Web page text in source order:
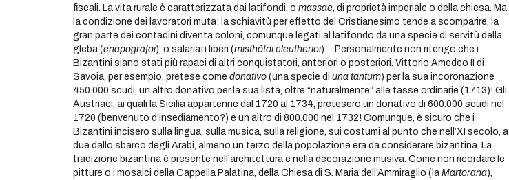
fiscali. La vita rurale è caratterizzata dai latifondi, omassae , di proprietà imperiale o della chiesa. Ma
la condizione dei lavoratori muta: la schiavitù per effetto del Cristianesimo tende a scomparire, la
gran parte dei contadini diventa coloni, comunque legati al latifondo da una specie di servitù della
gleba (enapografoi), o salariati liberi (misthôtoi eleutherioi). Personalmente non ritengo che i
Bizantini siano stati più rapaci di altri conquistatori, anteriori o posteriori. Vittorio Amedeo II di
Savoia, per esempio, pretese comedonativo (una specie diuna tantum) per la sua incoronazione
450.000 scudi, un altro donativo per la sua lista, oltre “naturalmente” alle tasse ordinarie (1713)! Gli
Austriaci, ai quali la Sicilia appartenne dal 1720 al 1734, pretesero un donativo di 600.000 scudi nel
1720 (benvenuto d’insediamento?) e un altro di 800.000 nel 1732! Comunque, è sicuro che i
Bizantini incisero sulla lingua, sulla musica, sulla religione, sui costumi al punto che nell’XI secolo, a
due dallo sbarco degli Arabi, almeno un terzo della popolazione era da considerare bizantina. La
tradizione bizantina è presente nell’architettura e nella decorazione musiva. Come non ricordare le
pitture o i mosaici della Cappella Palatina, della Chiesa di S. Maria dell’Ammiraglio (laMartorana),